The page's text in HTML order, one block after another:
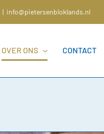
| info@pietersenbloklands.nl
OVER ONS CONTACT